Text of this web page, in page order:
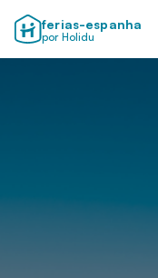
ferias-espanha
por Holidu